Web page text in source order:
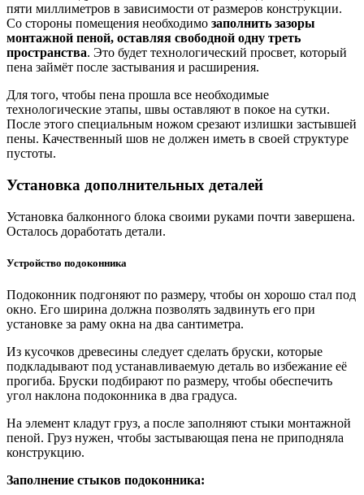
пяти миллиметров в зависимости от размеров конструкции.
Со стороны помещения необходимо заполнить зазоры
монтажной пеной, оставляя свободной одну треть
пространства. Это будет технологический просвет, который
пена займёт после застывания и расширения.
Для того, чтобы пена прошла все необходимые
технологические этапы, швы оставляют в покое на сутки.
После этого специальным ножом срезают излишки застывшей
пены. Качественный шов не должен иметь в своей структуре
пустоты.
Установка дополнительных деталей
Установка балконного блока своими руками почти завершена.
Осталось доработать детали.
Устройство подоконника
Подоконник подгоняют по размеру, чтобы он хорошо стал под
окно. Его ширина должна позволять задвинуть его при
установке за раму окна на два сантиметра.
Из кусочков древесины следует сделать бруски, которые
подкладывают под устанавливаемую деталь во избежание её
прогиба. Бруски подбирают по размеру, чтобы обеспечить
угол наклона подоконника в два градуса.
На элемент кладут груз, а после заполняют стыки монтажной
пеной. Груз нужен, чтобы застывающая пена не приподняла
конструкцию.
Заполнение стыков подоконника: